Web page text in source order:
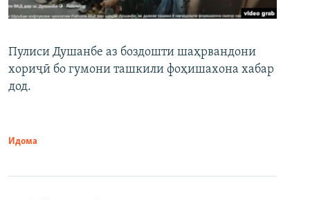
Пулиси Душанбе аз боздошти шаҳрвандони
хориҷӣ бо гумони ташкили фоҳишахона хабар
дод.
Идома